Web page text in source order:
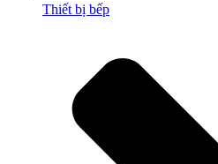
Thiết bị bếp